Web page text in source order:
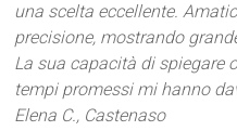
una scelta eccellente.
precisione, mostrando
La sua capacità di spiegare
tempi promessi mi hanno
Elena C., Castenaso